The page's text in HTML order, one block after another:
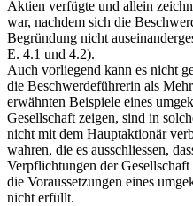
Aktien verfügte und allein
war, nachdem sich die
Begründung nicht
E. 4.1 und 4.2).
Auch vorliegend kann es nicht
die Beschwerdeführerin als
erwähnten Beispiele eines
Gesellschaft zeigen, sind in
nicht mit dem Hauptaktionär
wahren, die es ausschliessen,
Verpflichtungen der
die Voraussetzungen eines
nicht erfüllt.